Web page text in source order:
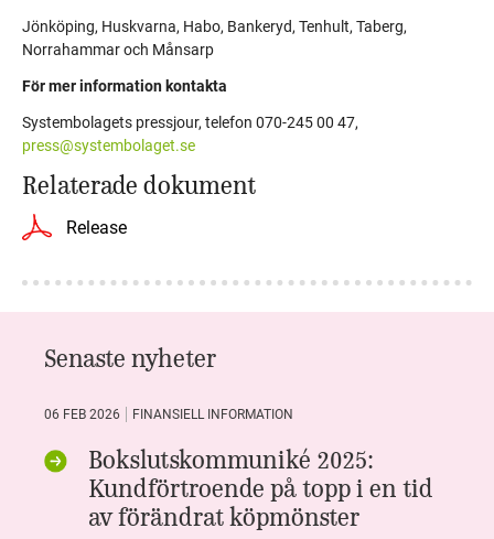
Jönköping, Huskvarna, Habo, Bankeryd, Tenhult, Taberg,
Norrahammar och Månsarp
För mer information kontakta
Systembolagets pressjour, telefon 070-245 00 47,
press@systembolaget.se
Relaterade dokument
Release
Senaste nyheter
06 FEB 2026 FINANSIELL INFORMATION
Bokslutskommuniké 2025:
Kundförtroende på topp i en tid
av förändrat köpmönster